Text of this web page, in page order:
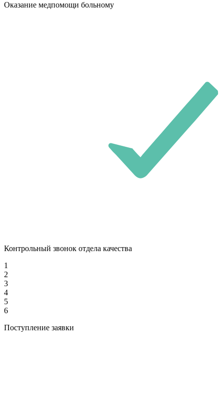
Оказание медпомощи больному
Контрольный звонок отдела качества
1
2
3
4
5
6
Поступление заявки